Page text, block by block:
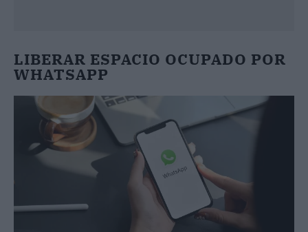
LIBERAR ESPACIO OCUPADO POR
WHATSAPP